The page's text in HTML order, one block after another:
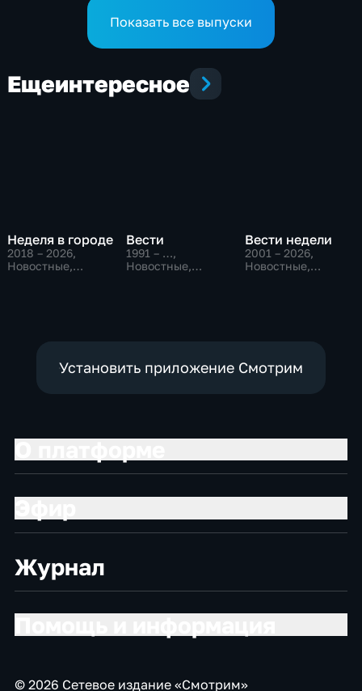
Показать все выпуски
Ещеинтересное
Неделя в городе
2018 – 2026,
Новостные,
Вести
1991 – …,
Новостные,
Вести недели
2001 – 2026,
Новостные,
Установить приложение Смотрим
Журнал
© 2026 Сетевое издание «Смотрим»